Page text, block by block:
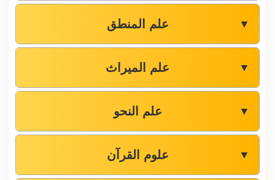
علم المنطق ▼
علم المیراث ▼
علم النحو ▼
علوم القرآن ▼